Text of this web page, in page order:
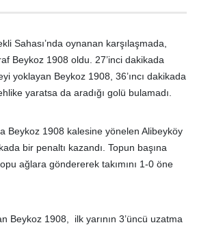
Sahası’nda oynanan karşılaşmada,
Beykoz 1908 oldu. 27’inci dakikada
yoklayan Beykoz 1908, 36’ıncı dakikada
yaratsa da aradığı golü bulamadı.
Beykoz 1908 kalesine yönelen Alibeyköy
bir penaltı kazandı. Topun başına
ağlara göndererek takımını 1-0 öne
Beykoz 1908, ilk yarının 3’üncü uzatma